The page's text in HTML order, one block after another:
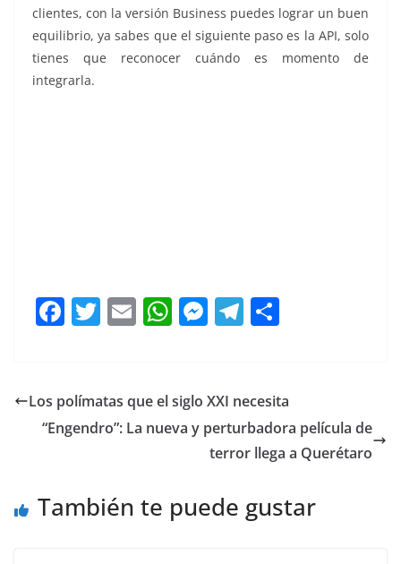
clientes, con la versión Business puedes lograr un buen
equilibrio, ya sabes que el siguiente paso es la API, solo
tienes que reconocer cuándo es momento de
integrarla.
F
e
b
k
T
er
E
l
W
s
A
M
e
n
g
T
gr
a
m
p
ar
tir
Los polímatas que el siglo XXI necesita
“Engendro”: La nueva y perturbadora película de
terror llega a Querétaro
También te puede gustar